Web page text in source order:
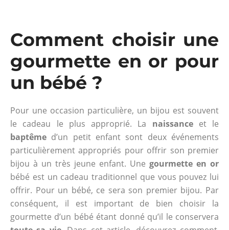
Comment choisir une
gourmette en or pour
un bébé ?
Pour une occasion particulière, un bijou est souvent
le cadeau le plus approprié. La naissanceet le
baptême d’un petit enfant sont deux événements
particulièrement appropriés pour offrir son premier
bijou à un très jeune enfant. Une gourmette en or
bébé est un cadeau traditionnel que vous pouvez lui
offrir. Pour un bébé, ce sera son premier bijou. Par
conséquent, il est important de bien choisir la
gourmette d’un bébé étant donné qu’il le conservera